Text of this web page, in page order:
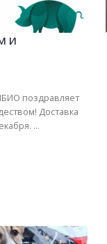
и
поздравляет
Доставка
...